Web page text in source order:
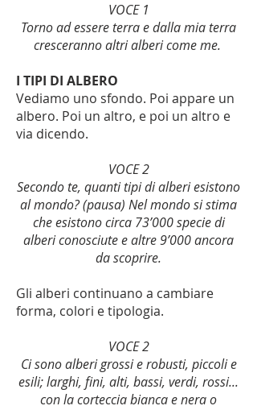
VOCE 1
Torno ad essere terra e dalla mia terra
cresceranno altri alberi come me.
I TIPI DI ALBERO
Vediamo uno sfondo. Poi appare un
albero. Poi un altro, e poi un altro e
via dicendo.
VOCE 2
Secondo te, quanti tipi di alberi esistono
al mondo? (pausa) Nel mondo si stima
che esistono circa 73’000 specie di
alberi conosciute e altre 9’000 ancora
da scoprire.
Gli alberi continuano a cambiare
forma, colori e tipologia.
VOCE 2
Ci sono alberi grossi e robusti, piccoli e
esili; larghi, fini, alti, bassi, verdi, rossi...
con la corteccia bianca e nera o